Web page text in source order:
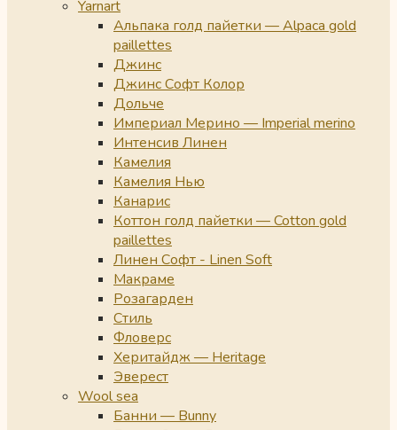
Yarnart
Альпака голд пайетки — Alpaca gold
paillettes
Джинс
Джинс Софт Колор
Дольче
Империал Мерино — Imperial merino
Интенсив Линен
Камелия
Камелия Нью
Канарис
Коттон голд пайетки — Cotton gold
paillettes
Линен Софт - Linen Soft
Макраме
Розагарден
Стиль
Фловерс
Херитайдж — Heritage
Эверест
Wool sea
Банни — Bunny